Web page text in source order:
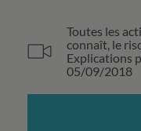
Toutes les
connaît, le
Explications
05/09/2018